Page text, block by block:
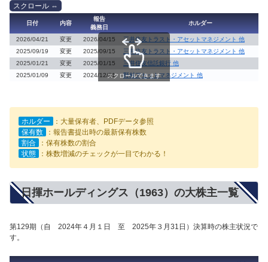
日付 内容
報告
義務日
ホルダー
2026/04/21 変更 2026/04/15
三井住友トラスト・アセットマネジメント 他
2025/09/19
変更 2025/09/15
三井住友トラスト・アセットマネジメント 他
2025/01/21
変更 2025/01/15
三井住友信託銀行 他
2025/01/09
変更 2024/12/31 野村アセットマネジメント 他
スクロールできます
ホルダー
：大量保有者、PDFデータ参照
保有数
：報告書提出時の最新保有株数
割合
：保有株数の割合
状態
：株数増減のチェックが一目でわかる！
日揮ホールディングス（1963）の大株主一覧
第129期（自 2024年４月１日 至 2025年３月31日）決算時の株主状況で
す。